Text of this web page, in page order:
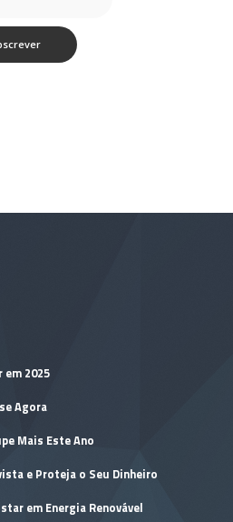
em 2025
Agora
Mais Este Ano
e Proteja o Seu Dinheiro
em Energia Renovável